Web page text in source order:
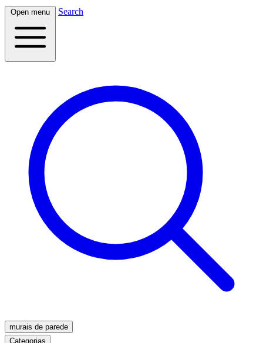
Open menu Search
murais de parede
Categorias